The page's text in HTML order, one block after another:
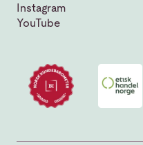
Instagram
YouTube